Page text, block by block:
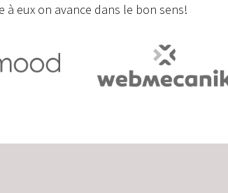
à eux on avance dans le bon sens!